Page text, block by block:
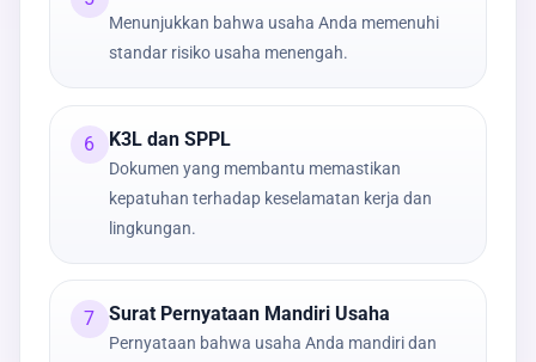
Menunjukkan bahwa usaha Anda memenuhi
standar risiko usaha menengah.
6 K3L dan SPPL
Dokumen yang membantu memastikan
kepatuhan terhadap keselamatan kerja dan
lingkungan.
7 Surat Pernyataan Mandiri Usaha
Pernyataan bahwa usaha Anda mandiri dan